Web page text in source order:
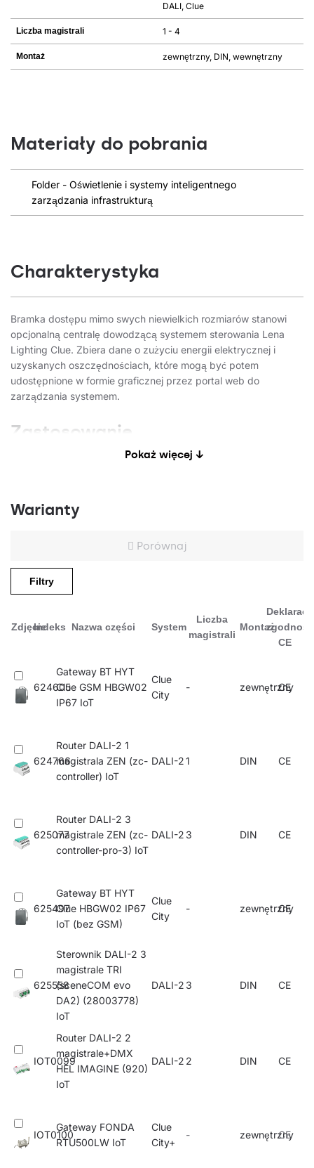
DALI, Clue
Liczba magistrali 1 - 4
Montaż zewnętrzny, DIN, wewnętrzny
Materiały do pobrania
Folder - Oświetlenie i systemy inteligentnego
zarządzania infrastrukturą
Charakterystyka
Bramka dostępu mimo swych niewielkich rozmiarów stanowi
opcjonalną centralę dowodzącą systemem sterowania Lena
Lighting Clue. Zbiera dane o zużyciu energii elektrycznej i
uzyskanych oszczędnościach, które mogą być potem
udostępnione w formie graficznej przez portal web do
zarządzania systemem.
Zastosowanie
umieszczone w wielu halach magazynowych, czy
Pokaż więcej ↓
Warianty
Porównaj
Filtry
ZdjęcieIndeks Nazwa części System
Liczba
magistrali
Montaż
CE
624605
Gateway BT HYT
Clue GSM HBGW02
IP67 IoT
Clue
City
- zewnętrzny
CE
624766
Router DALI-2 1
magistrala ZEN (zc-
controller) IoT
DALI-21 DIN CE
625077
Router DALI-2 3
magistrale ZEN (zc-
controller-pro-3) IoT
DALI-2 3 DIN CE
625497
Gateway BT HYT
Clue HBGW02 IP67
IoT (bez GSM)
Clue
City
- zewnętrzny
CE
625558
Sterownik DALI-2 3
magistrale TRI
(sceneCOM evo
DA2) (28003778)
IoT
DALI-2 3 DIN CE
IOT0099
Router DALI-2 2
magistrale+DMX
HEL IMAGINE (920)
IoT
DALI-2 2 DIN CE
IOT0100
Gateway FONDA
RTU500LW IoT
Clue
City+
- zewnętrzny
CE